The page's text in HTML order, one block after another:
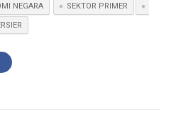
NEGARA SEKTOR PRIMER